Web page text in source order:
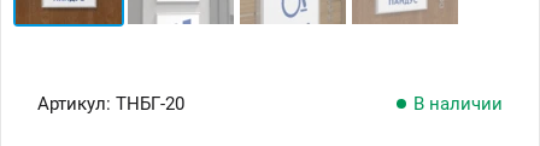
Артикул: ТНБГ-20 В наличии